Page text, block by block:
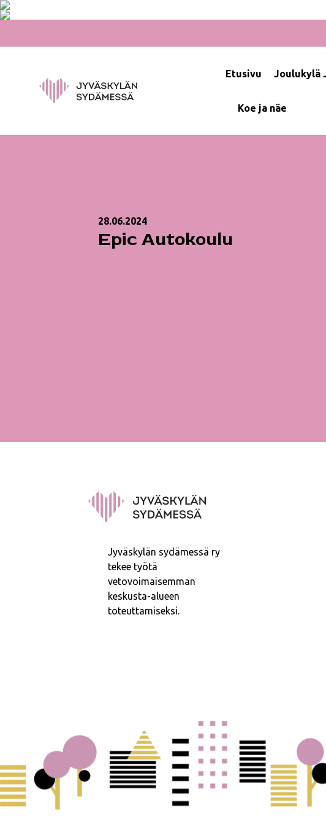
Etusivu Joulukylä
Koe ja näe
28.06.2024
Epic Autokoulu
Jyväskylän sydämessä ry
tekee työtä
vetovoimaisemman
keskusta-alueen
toteuttamiseksi.